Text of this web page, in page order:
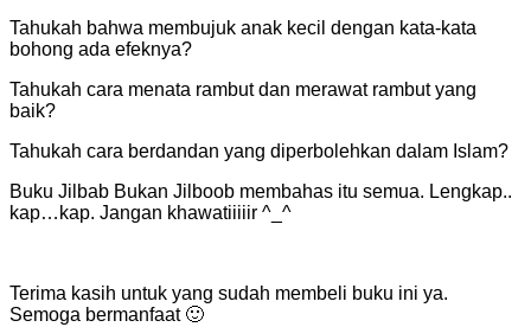
Tahukah bahwa membujuk anak kecil dengan kata-kata
bohong ada efeknya?
Tahukah cara menata rambut dan merawat rambut yang
baik?
Tahukah cara berdandan yang diperbolehkan dalam Islam?
Buku Jilbab Bukan Jilboob membahas itu semua. Lengkap..
kap…kap. Jangan khawatiiiiir ^_^
Terima kasih untuk yang sudah membeli buku ini ya.
Semoga bermanfaat 🙂